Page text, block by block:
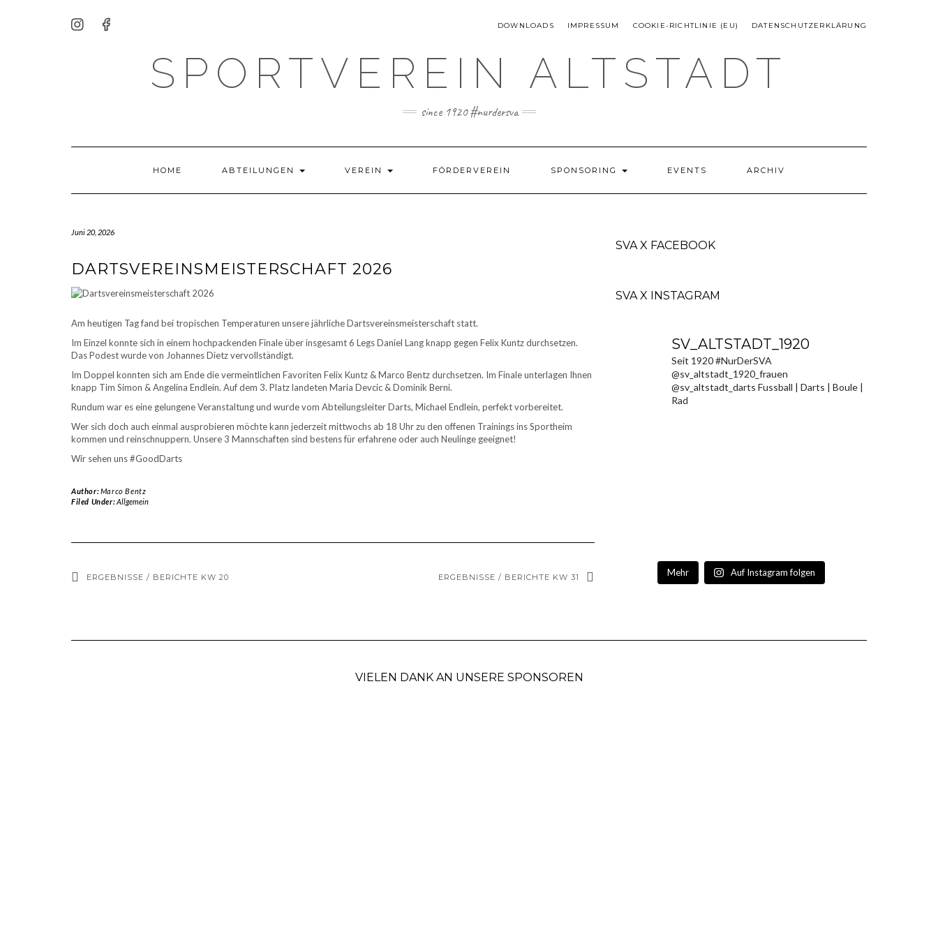
DOWNLOADS IMPRESSUM COOKIE-RICHTLINIE (EU) DATENSCHUTZERKLÄRUNG
SPORTVEREIN ALTSTADT
since 1920 #nurdersva
HOME ABTEILUNGEN VEREIN FÖRDERVEREIN SPONSORING EVENTS ARCHIV
Juni 20, 2026
DARTSVEREINSMEISTERSCHAFT 2026
Am heutigen Tag fand bei tropischen Temperaturen unsere jährliche Dartsvereinsmeisterschaft statt.
Im Einzel konnte sich in einem hochpackenden Finale über insgesamt 6 Legs Daniel Lang knapp gegen Felix Kuntz durchsetzen.
Das Podest wurde von Johannes Dietz vervollständigt.
Im Doppel konnten sich am Ende die vermeintlichen Favoriten Felix Kuntz & Marco Bentz durchsetzen. Im Finale unterlagen Ihnen
knapp Tim Simon & Angelina Endlein. Auf dem 3. Platz landeten Maria Devcic & Dominik Berni.
Rundum war es eine gelungene Veranstaltung und wurde vom Abteilungsleiter Darts, Michael Endlein, perfekt vorbereitet.
Wer sich doch auch einmal ausprobieren möchte kann jederzeit mittwochs ab 18 Uhr zu den offenen Trainings ins Sportheim
kommen und reinschnuppern. Unsere 3 Mannschaften sind bestens für erfahrene oder auch Neulinge geeignet!
Wir sehen uns #GoodDarts
Author:Marco Bentz
Filed Under:Allgemein
ERGEBNISSE / BERICHTE KW 20 ERGEBNISSE / BERICHTE KW 31
SVA X FACEBOOK
SVA X INSTAGRAM
SV_ALTSTADT_1920
Seit 1920 #NurDerSVA
@sv_altstadt_1920_frauen
@sv_altstadt_darts Fussball | Darts | Boule |
Rad
Mehr Auf Instagram folgen
VIELEN DANK AN UNSERE SPONSOREN